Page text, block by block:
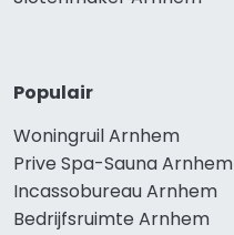
Populair
Woningruil Arnhem
Prive Spa-Sauna Arnhem
Incassobureau Arnhem
Bedrijfsruimte Arnhem